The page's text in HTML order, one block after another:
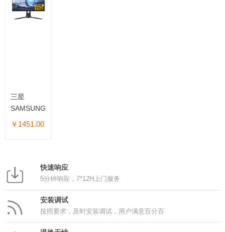
三星
SAMSUNG
显示器
￥1451.00
快速响应
5分钟响应，7*12H上门服务
安装调试
按照要求，及时安装调试，用户满意百分百